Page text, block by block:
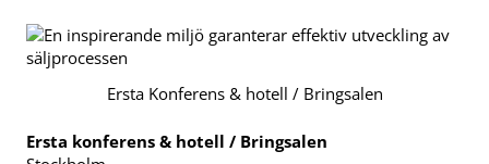
Ersta Konferens & hotell / Bringsalen
Ersta konferens & hotell / Bringsalen